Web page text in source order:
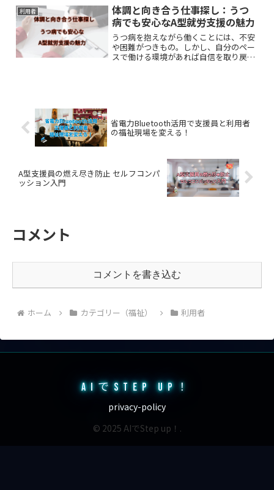
さな習慣と、社会をラクにする優しさの
ヒントをご紹介します。
利用者
体調と向き合う仕事探し：うつ
病でも安心なA型就労支援の魅力
うつ病を抱えながら働くことには、不安
や困難がつきもの。しかし、自分のペー
スで働ける環境があれば自信を取り戻せ
省電力Bluetooth活用で支援員と利用者
の福祉現場を変える！
A型支援員の燃え尽き防止 セルフコンパ
ッション入門
コメント
コメントを書き込む
ホーム カテゴリー（福祉） 利用者
AIでSTEP UP！
privacy-policy
© 2025 AIでStep up！.